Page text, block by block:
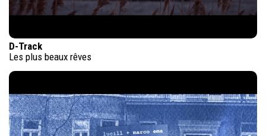
D-Track
Les plus beaux rêves